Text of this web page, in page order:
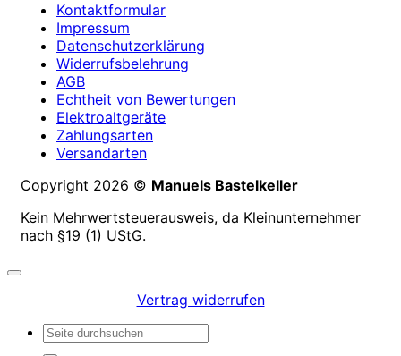
Kontaktformular
Impressum
Datenschutzerklärung
Widerrufsbelehrung
AGB
Echtheit von Bewertungen
Elektroaltgeräte
Zahlungsarten
Versandarten
Copyright 2026 © Manuels Bastelkeller
Kein Mehrwertsteuerausweis, da Kleinunternehmer
nach §19 (1) UStG.
Vertrag widerrufen
Suchen